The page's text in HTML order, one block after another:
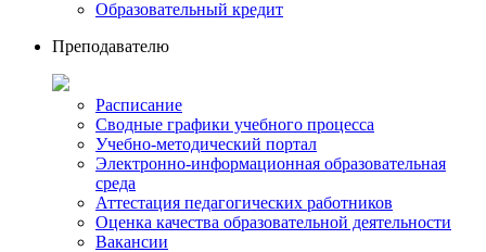
Образовательный кредит
Преподавателю
Расписание
Сводные графики учебного процесса
Учебно-методический портал
Электронно-информационная образовательная
среда
Аттестация педагогических работников
Оценка качества образовательной деятельности
Вакансии